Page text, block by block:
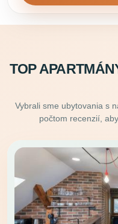
TOP
Vybrali sme ubytovania s
počtom recenzií,